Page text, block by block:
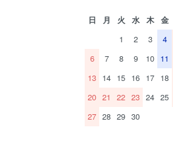
日 月 火 水 木 金
1
2 3 4
6
7 8 9 10 11
13 14 15 16 17 18
20 21 22 23 24 25
27 28 29 30